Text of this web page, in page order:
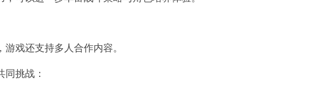
游戏还支持多人合作内容。
同挑战：